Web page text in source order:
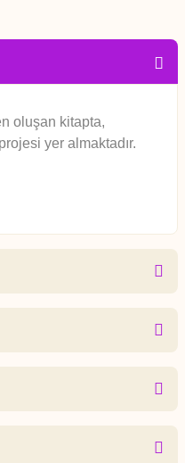
oluşan kitapta,
yer almaktadır.
ve diğer konularda
kullanarak tarafımıza